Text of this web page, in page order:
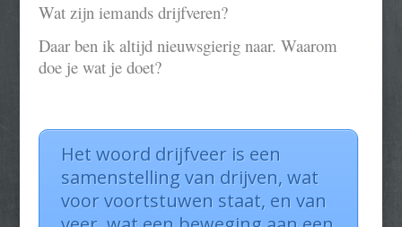
Wat zijn iemands drijfveren?
Daar ben ik altijd nieuwsgierig naar. Waarom
doe je wat je doet?
Het woord drijfveer is een
samenstelling van drijven, wat
voor voortstuwen staat, en van